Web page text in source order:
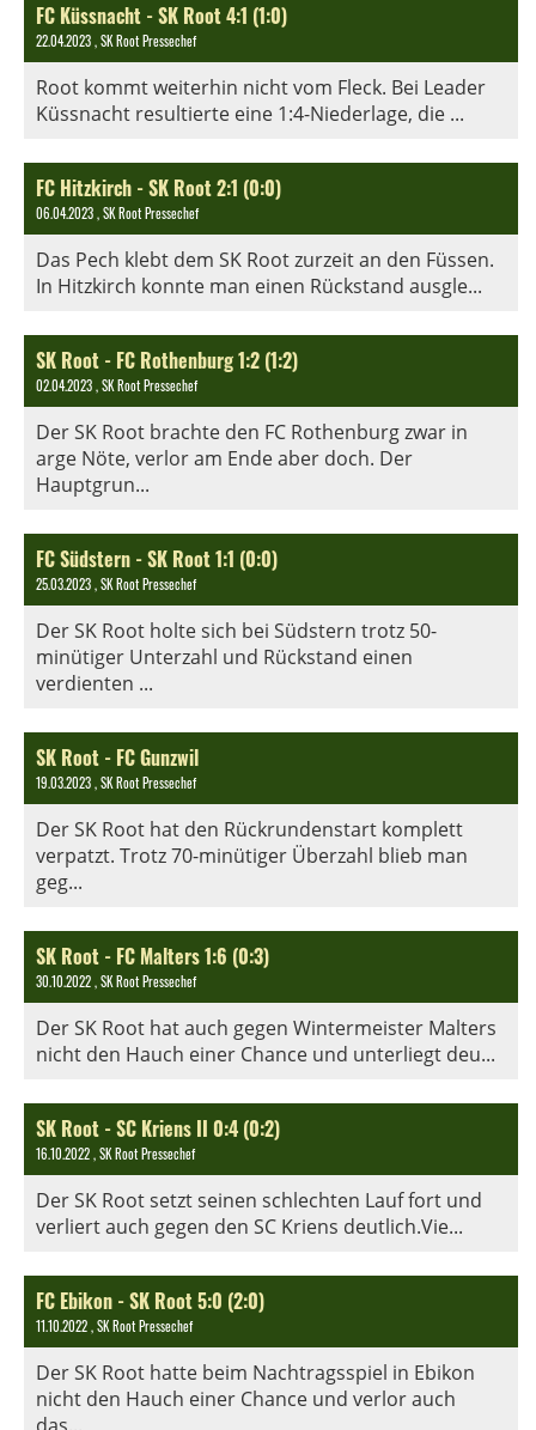
FC Küssnacht - SK Root 4:1 (1:0)
22.04.2023, SK Root Pressechef
Root kommt weiterhin nicht vom Fleck. Bei Leader
Küssnacht resultierte eine 1:4-Niederlage, die ...
FC Hitzkirch - SK Root 2:1 (0:0)
06.04.2023, SK Root Pressechef
Das Pech klebt dem SK Root zurzeit an den Füssen.
In Hitzkirch konnte man einen Rückstand ausgle...
SK Root - FC Rothenburg 1:2 (1:2)
02.04.2023, SK Root Pressechef
Der SK Root brachte den FC Rothenburg zwar in
arge Nöte, verlor am Ende aber doch. Der
Hauptgrun...
FC Südstern - SK Root 1:1 (0:0)
25.03.2023, SK Root Pressechef
Der SK Root holte sich bei Südstern trotz 50-
minütiger Unterzahl und Rückstand einen
verdienten ...
SK Root - FC Gunzwil
19.03.2023, SK Root Pressechef
Der SK Root hat den Rückrundenstart komplett
verpatzt. Trotz 70-minütiger Überzahl blieb man
geg...
SK Root - FC Malters 1:6 (0:3)
30.10.2022, SK Root Pressechef
Der SK Root hat auch gegen Wintermeister Malters
nicht den Hauch einer Chance und unterliegt deu...
SK Root - SC Kriens II 0:4 (0:2)
16.10.2022, SK Root Pressechef
Der SK Root setzt seinen schlechten Lauf fort und
verliert auch gegen den SC Kriens deutlich.Vie...
FC Ebikon - SK Root 5:0 (2:0)
11.10.2022, SK Root Pressechef
Der SK Root hatte beim Nachtragsspiel in Ebikon
nicht den Hauch einer Chance und verlor auch